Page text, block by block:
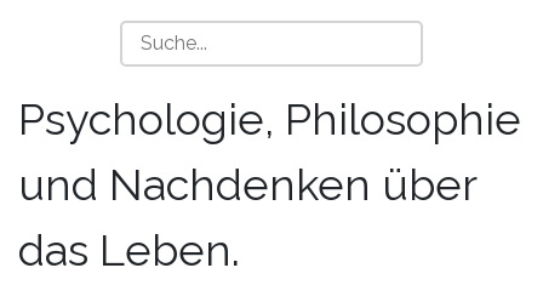
Psychologie, Philosophie
und Nachdenken über
das Leben.